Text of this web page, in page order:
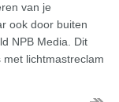
van je
ook door buiten
NPB Media. Dit
lichtmastreclam